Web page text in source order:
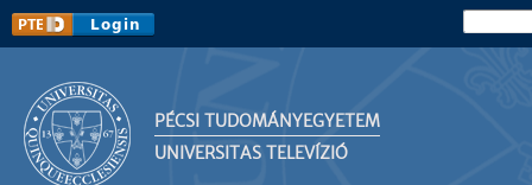
PÉCSI TUDOMÁNYEGYETEM
UNIVERSITAS TELEVÍZIÓ